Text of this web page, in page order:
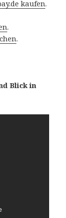
kaufen.
.
.
Blick in